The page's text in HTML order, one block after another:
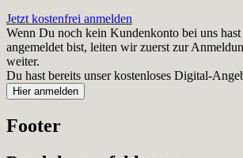
Jetzt kostenfrei anmelden
Wenn Du noch kein Kundenkonto bei uns
angemeldet bist, leiten wir zuerst zur
weiter.
Du hast bereits unser kostenloses Digital-
Footer